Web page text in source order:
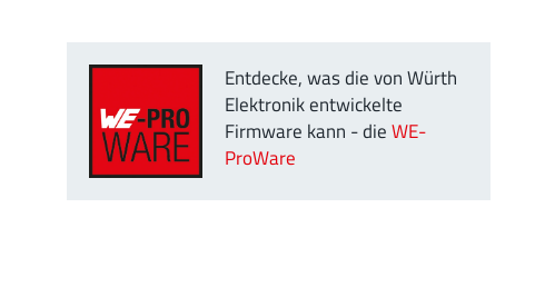
Entdecke, was die von Würth
Elektronik entwickelte
Firmware kann - dieWE-
ProWare